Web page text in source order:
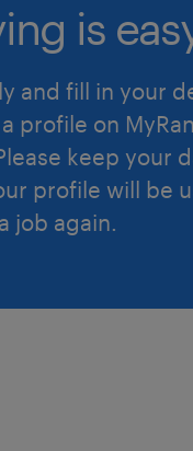
is
and fill in your
profile on
keep your
profile will be
job again.